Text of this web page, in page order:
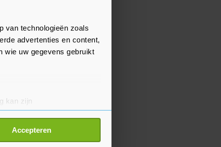
van technologieën zoals
advertenties en content,
wie uw gegevens gebruikt
kan zijn
detailgedeelte
Accepteren